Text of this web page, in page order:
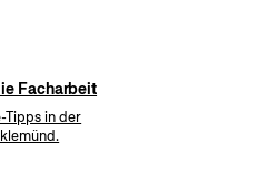
Facharbeit
Tipps in der